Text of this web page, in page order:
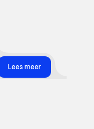
Lees meer